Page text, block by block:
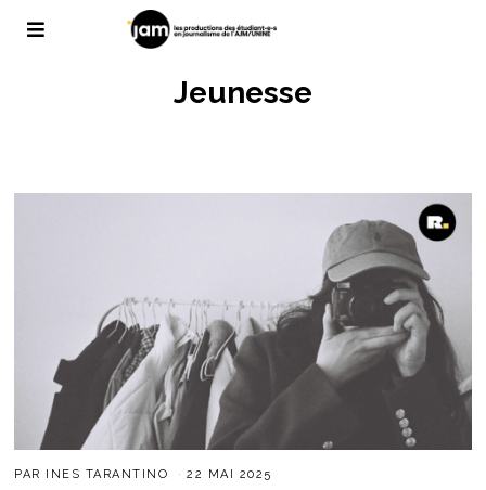
Jeunesse
PAR INES TARANTINO 22 MAI 2025